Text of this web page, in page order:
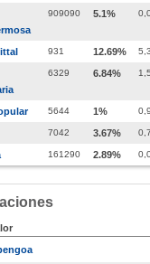
909090 5.1%
931 12.69%
6329 6.84%
5644 1%
7042 3.67%
161290 2.89%